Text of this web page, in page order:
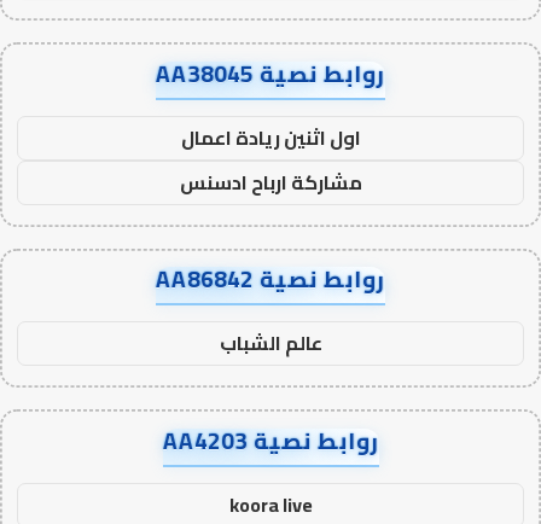
روابط نصية AA38045
اول اثنين ريادة اعمال
مشاركة ارباح ادسنس
روابط نصية AA86842
عالم الشباب
روابط نصية AA4203
koora live